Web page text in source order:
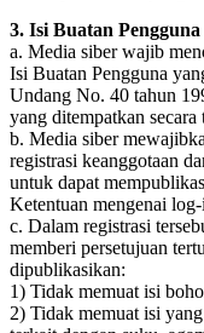
3. Isi Buatan
a. Media siber wajib
Isi Buatan Pengguna
Undang No. 40 tahun
yang ditempatkan secara
b. Media siber
registrasi keanggotaan
untuk dapat
Ketentuan mengenai
c. Dalam registrasi
memberi persetujuan
dipublikasikan:
1) Tidak memuat isi
2) Tidak memuat isi